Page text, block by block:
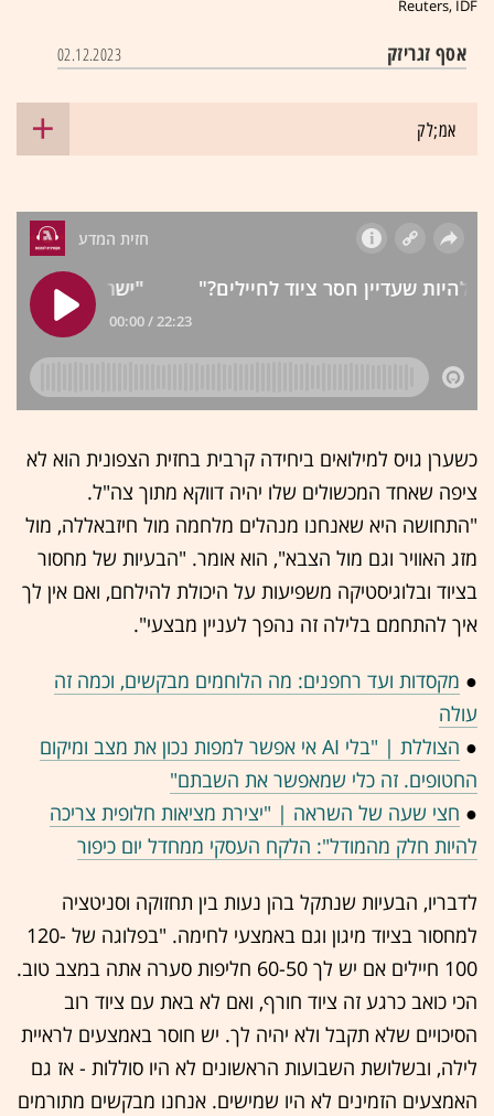
Reuters, IDF
אסף זגריזק 02.12.2023
אמ;לק
כשערן גויס למילואים ביחידה קרבית בחזית הצפונית הוא לא
ציפה שאחד המכשולים שלו יהיה דווקא מתוך צה"ל.
"התחושה היא שאנחנו מנהלים מלחמה מול חיזבאללה, מול
מזג האוויר וגם מול הצבא", הוא אומר. "הבעיות של מחסור
בציוד ובלוגיסטיקה משפיעות על היכולת להילחם, ואם אין לך
איך להתחמם בלילה זה נהפך לעניין מבצעי".
● מקסדות ועד רחפנים: מה הלוחמים מבקשים, וכמה זה
עולה
●
הצוללת | "בלי AI אי אפשר למפות נכון את מצב ומיקום
החטופים. זה כלי שמאפשר את השבתם"
● חצי שעה של השראה | "יצירת מציאות חלופית צריכה
להיות חלק מהמודל": הלקח העסקי ממחדל יום כיפור
לדבריו, הבעיות שנתקל בהן נעות בין תחזוקה וסניטציה
למחסור בציוד מיגון וגם באמצעי לחימה. "בפלוגה של 120-
100 חיילים אם יש לך 60-50 חליפות סערה אתה במצב טוב.
הכי כואב כרגע זה ציוד חורף, ואם לא באת עם ציוד רוב
הסיכויים שלא תקבל ולא יהיה לך. יש חוסר באמצעים לראיית
לילה, ובשלושת השבועות הראשונים לא היו סוללות - אז גם
האמצעים הזמינים לא היו שמישים. אנחנו מבקשים מתורמים